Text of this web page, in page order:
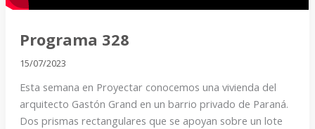
Programa 328
15/07/2023
Esta semana en Proyectar conocemos una vivienda del
arquitecto Gastón Grand en un barrio privado de Paraná.
Dos prismas rectangulares que se apoyan sobre un lote